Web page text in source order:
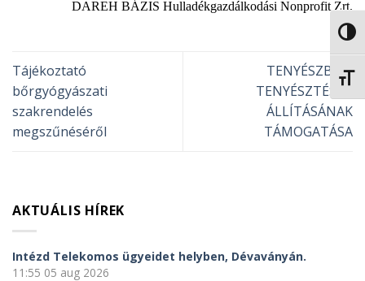
DAREH BÁZIS Hulladékgazdálkodási Nonprofit Zrt.
Tájékoztató
bőrgyógyászati
szakrendelés
megszűnéséről
TENYÉSZBIKA
TENYÉSZTÉSBE
ÁLLÍTÁSÁNAK
TÁMOGATÁSA
AKTUÁLIS HÍREK
Intézd Telekomos ügyeidet helyben, Dévaványán.
11:55 05 aug 2026